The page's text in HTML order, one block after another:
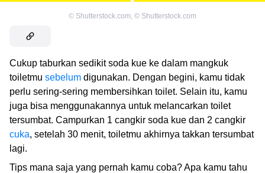
© Shutterstock.com, © Shutterstock.com
Cukup taburkan sedikit soda kue ke dalam mangkuk
toiletmu sebelum digunakan. Dengan begini, kamu tidak
perlu sering-sering membersihkan toilet. Selain itu, kamu
juga bisa menggunakannya untuk melancarkan toilet
tersumbat. Campurkan 1 cangkir soda kue dan 2 cangkir
cuka, setelah 30 menit, toiletmu akhirnya takkan tersumbat
lagi.
Tips mana saja yang pernah kamu coba? Apa kamu tahu